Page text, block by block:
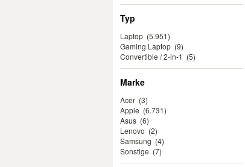
Typ
Laptop (5.951)
Gaming Laptop (9)
Convertible / 2-in-1 (5)
Marke
Acer (3)
Apple (6.731)
Asus (6)
Lenovo (2)
Samsung (4)
Sonstige (7)